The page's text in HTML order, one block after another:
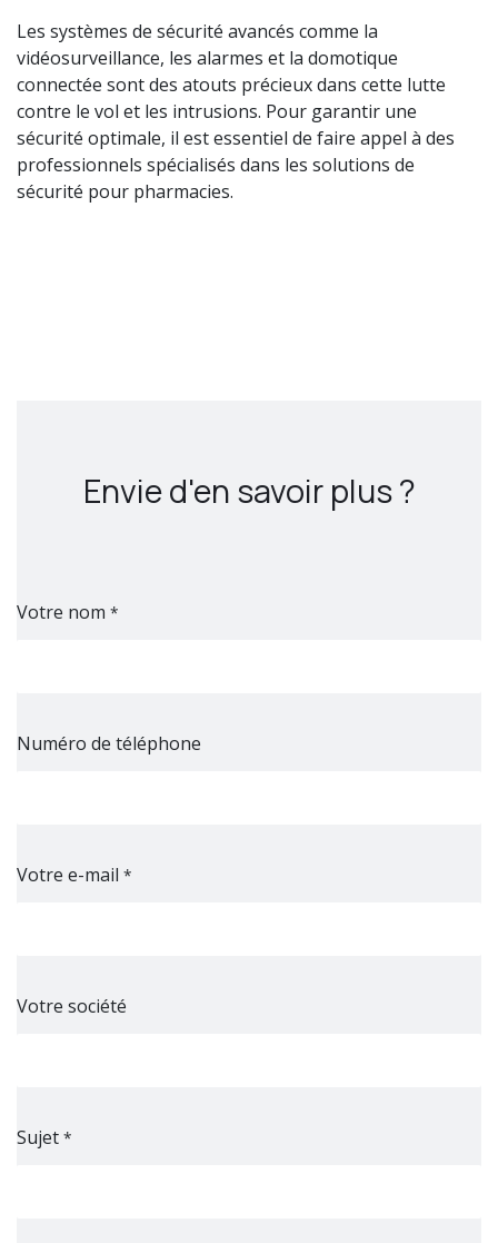
Les systèmes de sécurité avancés comme la
vidéosurveillance, les alarmes et la domotique
connectée sont des atouts précieux dans cette lutte
contre le vol et les intrusions. Pour garantir une
sécurité optimale, il est essentiel de faire appel à des
professionnels spécialisés dans les solutions de
sécurité pour pharmacies.
Envie d'en savoir plus ?
Votre nom *
Numéro de téléphone
Votre e-mail *
Votre société
Sujet *